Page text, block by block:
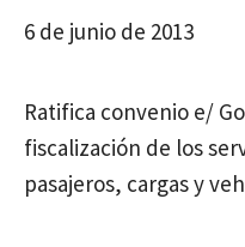
6 de junio de 2013
Ratifica convenio e/
fiscalización de los
pasajeros, cargas y